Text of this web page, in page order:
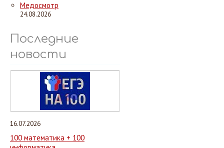
Медосмотр
24.08.2026
Последние
новости
16.07.2026
100 математика + 100